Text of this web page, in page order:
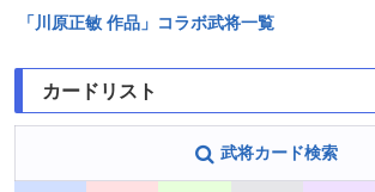
「川原正敏 作品」コラボ武将一覧
カードリスト
武将カード検索